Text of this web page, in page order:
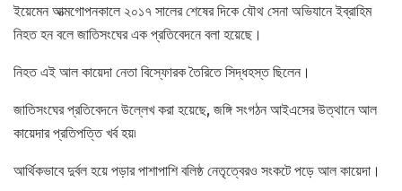
ইয়েমেন আত্মগোপনকালে ২০১৭ সালের শেষের দিকে যৌথ সেনা অভিযানে ইব্রাহিম
নিহত হন বলে জাতিসংঘের এক প্রতিবেদনে বলা হয়েছে।
নিহত এই আল কায়েদা নেতা বিস্ফোরক তৈরিতে সিদ্ধহস্ত ছিলেন।
জাতিসংঘের প্রতিবেদনে উল্লেখ করা হয়েছে, জঙ্গি সংগঠন আইএসের উত্থানে আল
কায়েদার প্রতিপত্তি খর্ব হয়৷
আর্থিকভাবে দুর্বল হয়ে পড়ার পাশাপাশি বলিষ্ঠ নেতৃত্বেরও সংকটে পড়ে আল কায়েদা।